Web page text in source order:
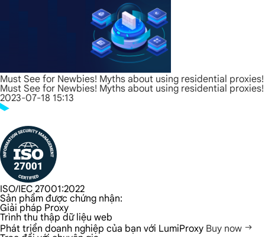
Must See for Newbies! Myths about using residential proxies!
Must See for Newbies! Myths about using residential proxies!
2023-07-18 15:13
ISO/IEC 27001:2022
Sản phẩm được chứng nhận:
Giải pháp Proxy
Trình thu thập dữ liệu web
Phát triển doanh nghiệp của bạn với LumiProxy Buy now